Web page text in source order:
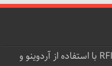
پروژه قفل‌ درب RFID با استفاده از آردوینو و